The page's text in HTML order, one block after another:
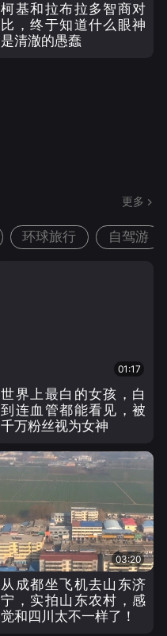
柯基和拉布拉多智商对
比，终于知道什么眼神
是清澈的愚蠢
更多
环球旅行 自驾游
01:17
世界上最白的女孩，白
到连血管都能看见，被
千万粉丝视为女神
03:20
从成都坐飞机去山东济
宁，实拍山东农村，感
觉和四川太不一样了！